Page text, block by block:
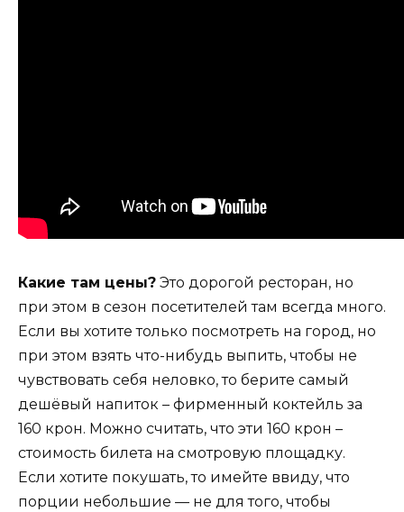
Какие там цены? Это дорогой ресторан, но
при этом в сезон посетителей там всегда много.
Если вы хотите только посмотреть на город, но
при этом взять что-нибудь выпить, чтобы не
чувствовать себя неловко, то берите самый
дешёвый напиток – фирменный коктейль за
160 крон. Можно считать, что эти 160 крон –
стоимость билета на смотровую площадку.
Если хотите покушать, то имейте ввиду, что
порции небольшие — не для того, чтобы